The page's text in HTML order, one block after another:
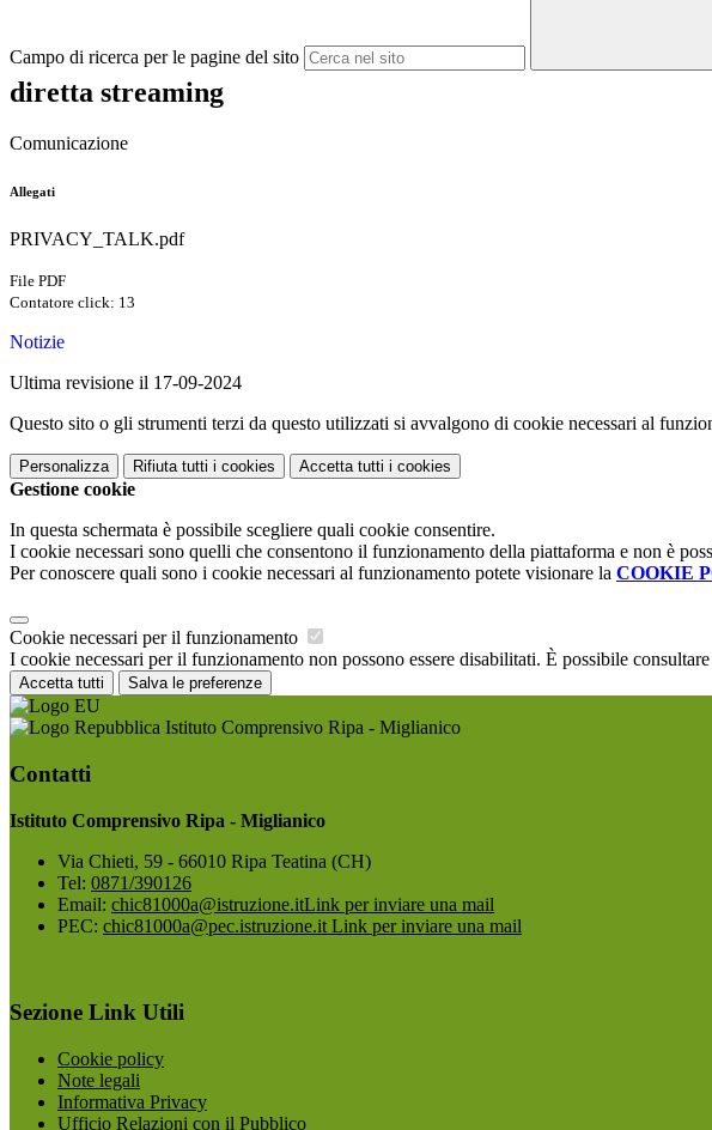
Campo di ricerca per le pagine del sito
diretta streaming
Comunicazione
Allegati
PRIVACY_TALK.pdf
File PDF
Contatore click: 13
Notizie
Ultima revisione il 17-09-2024
Questo sito o gli strumenti terzi da questo utilizzati si avvalgono di cookie necessari al
Personalizza Rifiuta tutti i cookies Accetta tutti i cookies
Gestione cookie
In questa schermata è possibile scegliere quali cookie consentire.
I cookie necessari sono quelli che consentono il funzionamento della piattaforma e non è
Per conoscere quali sono i cookie necessari al funzionamento potete visionare la COOKIE
Cookie necessari per il funzionamento
I cookie necessari per il funzionamento non possono essere disabilitati. È possibile
Accetta tutti Salva le preferenze
Istituto Comprensivo Ripa - Miglianico
Contatti
Istituto Comprensivo Ripa - Miglianico
Via Chieti, 59 - 66010 Ripa Teatina (CH)
Tel: 0871/390126
Email: chic81000a@istruzione.itLink per inviare una mail
PEC: chic81000a@pec.istruzione.it Link per inviare una mail
Sezione Link Utili
Cookie policy
Note legali
Informativa Privacy
Ufficio Relazioni con il Pubblico